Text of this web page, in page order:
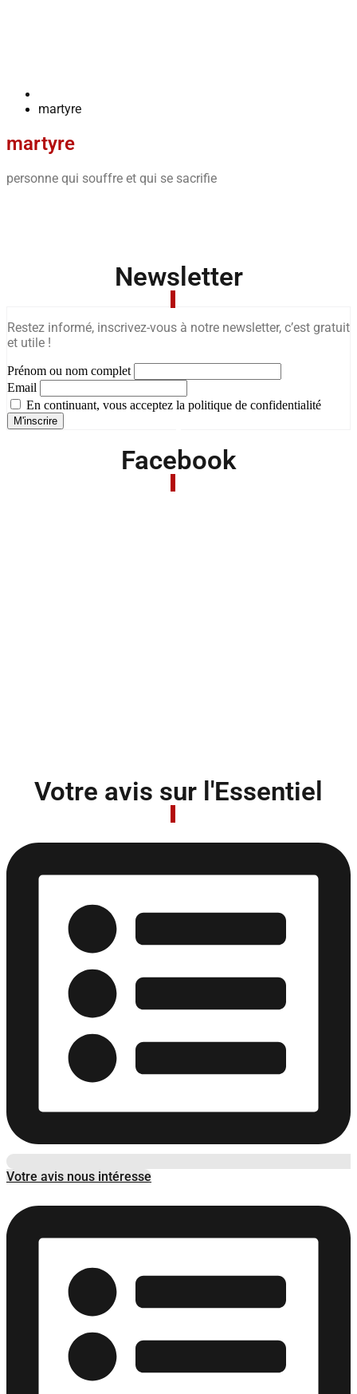
martyre
martyre
personne qui souffre et qui se sacrifie
Newsletter
Restez informé, inscrivez-vous à notre newsletter, c’est gratuit
et utile !
Prénom ou nom complet
Email
En continuant, vous acceptez la politique de confidentialité
Facebook
Votre avis sur l'Essentiel
Votre avis nous intéresse